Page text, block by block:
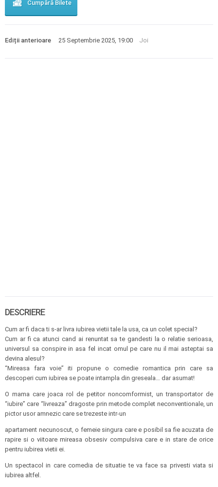
Cumpără Bilete
Ediții anterioare 25 Septembrie 2025, 19:00 Joi
DESCRIERE
Cum ar fi daca ti s-ar livra iubirea vietii tale la usa, ca un colet special?
Cum ar fi ca atunci cand ai renuntat sa te gandesti la o relatie serioasa,
universul sa conspire in asa fel incat omul pe care nu il mai asteptai sa
devina alesul?
“Mireasa fara voie” iti propune o comedie romantica prin care sa
descoperi cum iubirea se poate intampla din greseala… dar asumat!
O mama care joaca rol de petitor noncomformist, un transportator de
“iubire” care “livreaza” dragoste prin metode complet neconventionale, un
pictor usor amnezic care se trezeste intr-un
apartament necunoscut, o femeie singura care e posibil sa fie acuzata de
rapire si o viitoare mireasa obsesiv compulsiva care e in stare de orice
pentru iubirea vietii ei.
Un spectacol in care comedia de situatie te va face sa privesti viata si
iubirea altfel.